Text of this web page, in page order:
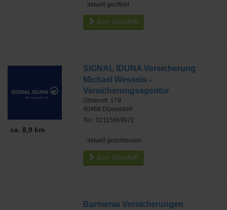
aktuell geöffnet
Zum Geschäft
ca. 8,9 km
SIGNAL IDUNA Versicherung
Michael Wessels -
Versicherungsagentur
Ulmenstr. 179
40468 Düsseldorf
Tel.: 02115869971
aktuell geschlossen
Zum Geschäft
Barmenia Versicherungen